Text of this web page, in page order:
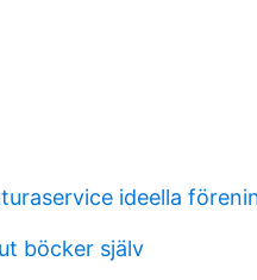
ideella
böcker själv